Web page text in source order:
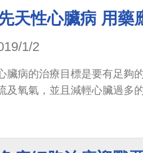
天性心臟病 用藥
1/2
臟病的治療目標是要有足夠
及氧氣，並且減輕心臟過多的